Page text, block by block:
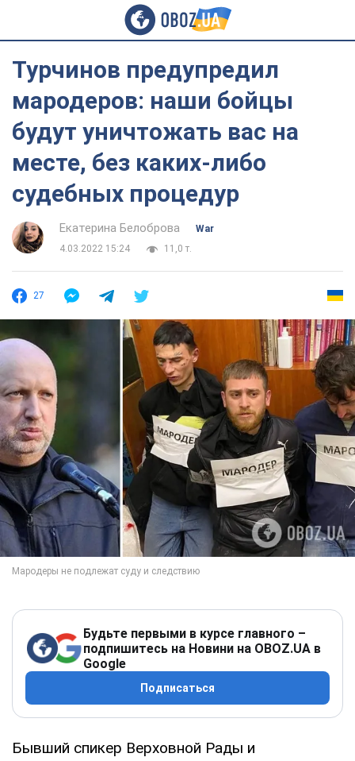
Турчинов предупредил
мародеров: наши бойцы
будут уничтожать вас на
месте, без каких-либо
судебных процедур
Екатерина Белоброва
War
4.03.2022 15:24
11,0 т.
27
Будьте первыми в курсе главного –
подпишитесь на Новини на OBOZ.UA в
Google
Подписаться
Бывший спикер Верховной Рады и